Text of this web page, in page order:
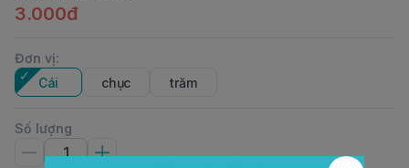
3.000đ
Đơn vị:
Cái
chục trăm
Số lượng